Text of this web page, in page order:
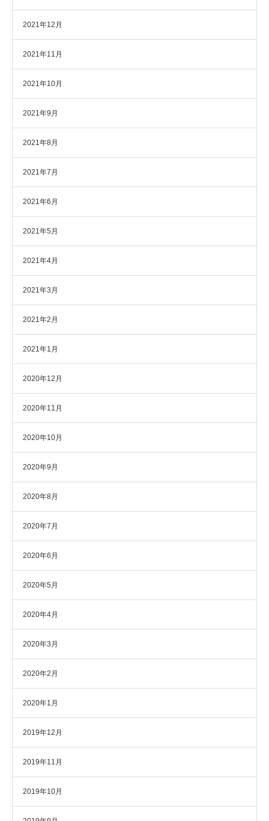
2021年12月
2021年11月
2021年10月
2021年9月
2021年8月
2021年7月
2021年6月
2021年5月
2021年4月
2021年3月
2021年2月
2021年1月
2020年12月
2020年11月
2020年10月
2020年9月
2020年8月
2020年7月
2020年6月
2020年5月
2020年4月
2020年3月
2020年2月
2020年1月
2019年12月
2019年11月
2019年10月